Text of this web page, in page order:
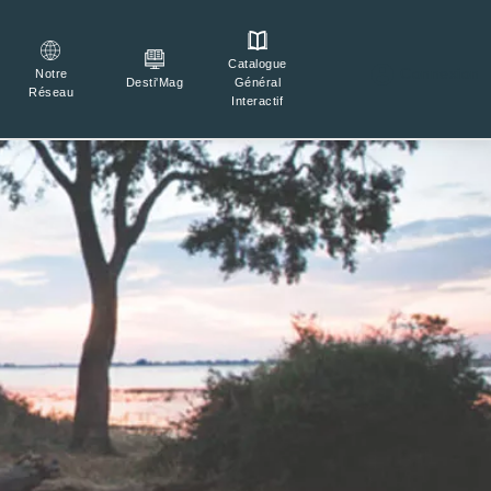
Notre
Réseau
Desti'Mag
Catalogue
Général
Interactif